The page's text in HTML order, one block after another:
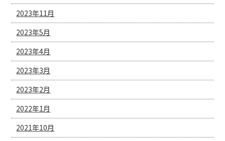
2023年11月
2023年5月
2023年4月
2023年3月
2023年2月
2022年1月
2021年10月